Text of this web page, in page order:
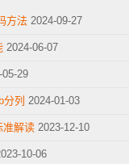
方法 2024-09-27
2024-06-07
05-29
列 2024-01-03
准解读 2023-12-10
10-06